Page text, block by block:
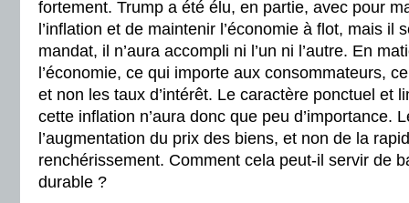
fortement. Trump a été élu, en partie, avec pour
l’inflation et de maintenir l’économie à flot, mais il
mandat, il n’aura accompli ni l’un ni l’autre. En
l’économie, ce qui importe aux consommateurs,
et non les taux d’intérêt. Le caractère ponctuel et
cette inflation n’aura donc que peu d’importance.
l’augmentation du prix des biens, et non de la
renchérissement. Comment cela peut-il servir de
durable ?